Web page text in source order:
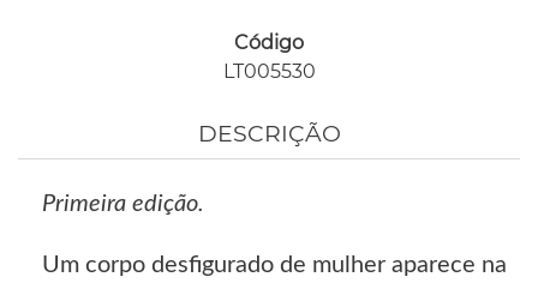
Código
LT005530
DESCRIÇÃO
Primeira edição.
Um corpo desfigurado de mulher aparece na